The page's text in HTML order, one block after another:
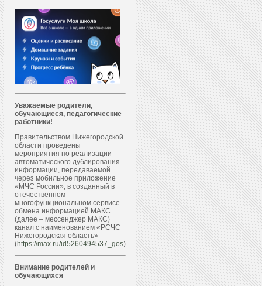
Уважаемые родители,
обучающиеся, педагогические
работники!
Правительством Нижегородской
области проведены
мероприятия по реализации
автоматического дублирования
информации, передаваемой
через мобильное приложение
«МЧС России», в созданный в
отечественном
многофункциональном сервисе
обмена информацией МАКС
(далее – мессенджер МАКС)
канал с наименованием «РСЧС
Нижегородская область»
(https://max.ru/id5260494537_gos)
Внимание родителей и
обучающихся